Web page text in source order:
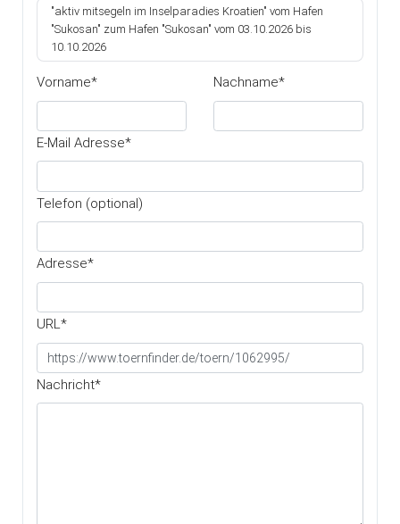
Merkmale: Meilentörn | Skippertraining |
Überführung | Baden und Sonnenbaden | für
Crewed Charter | Segeln mit junger Crew
"aktiv mitsegeln im Inselparadies Kroatien" vom Hafen
"Sukosan" zum Hafen "Sukosan" vom 03.10.2026 bis
10.10.2026
Vorname* Nachname*
E-Mail Adresse*
Telefon (optional)
Adresse*
URL*
Nachricht*